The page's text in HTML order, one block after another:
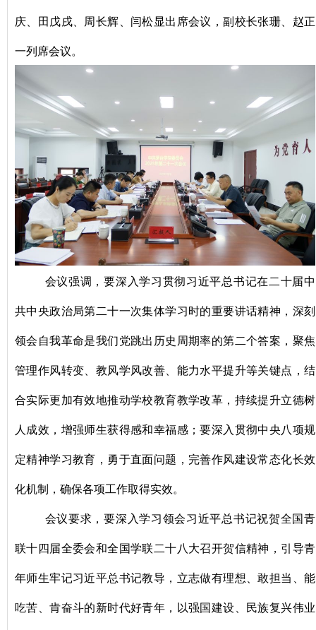
庆、田戊戌、周长辉、闫松显出席会议，副校长张珊、赵正
一列席会议。
会议强调，要深入学习贯彻习近平总书记在二十届中
共中央政治局第二十一次集体学习时的重要讲话精神，深刻
领会自我革命是我们党跳出历史周期率的第二个答案，聚焦
管理作风转变、教风学风改善、能力水平提升等关键点，结
合实际更加有效地推动学校教育教学改革，持续提升立德树
人成效，增强师生获得感和幸福感；要深入贯彻中央八项规
定精神学习教育，勇于直面问题，完善作风建设常态化长效
化机制，确保各项工作取得实效。
会议要求，要深入学习领会习近平总书记祝贺全国青
联十四届全委会和全国学联二十八大召开贺信精神，引导青
年师生牢记习近平总书记教导，立志做有理想、敢担当、能
吃苦、肯奋斗的新时代好青年，以强国建设、民族复兴伟业